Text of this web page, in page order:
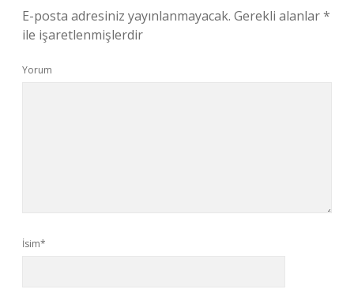
E-posta adresiniz yayınlanmayacak. Gerekli alanlar*
ile işaretlenmişlerdir
Yorum
İsim*